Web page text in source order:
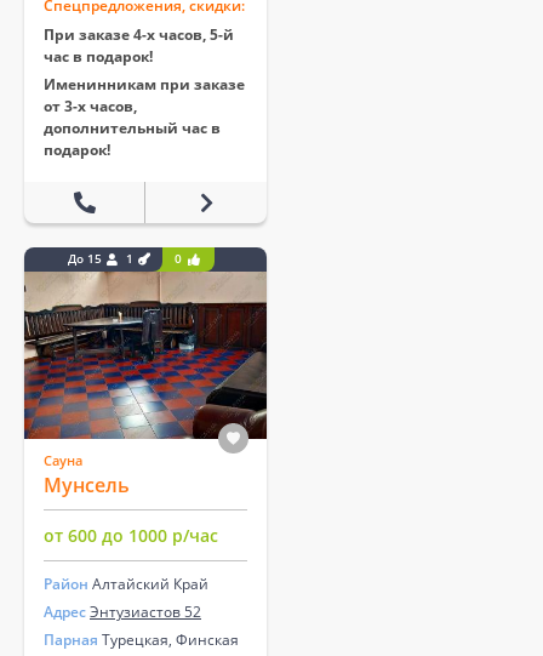
Спецпредложения, скидки:
При заказе 4-х часов, 5-й
час в подарок!
Именинникам при заказе
от 3-х часов,
дополнительный час в
подарок!
До 15 1 0
Сауна
Мунсель
от 600 до 1000 р/час
Район Алтайский Край
АдресЭнтузиастов 52
Парная Турецкая, Финская